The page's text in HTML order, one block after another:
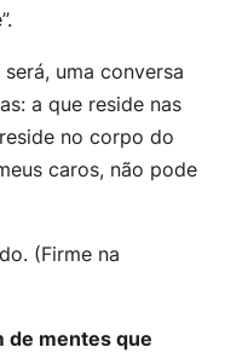
uma conversa
a que reside nas
no corpo do
caros, não pode
(Firme na
de mentes que